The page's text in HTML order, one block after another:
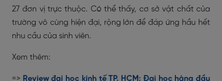
27 đơn vị trực thuộc. Có thể thấy, cơ sở vật chất của
trường vô cùng hiện đại, rộng lớn để đáp ứng hầu hết
nhu cầu của sinh viên.
Xem thêm:
=> Review đại học kinh tế TP. HCM: Đại học hàng đầu